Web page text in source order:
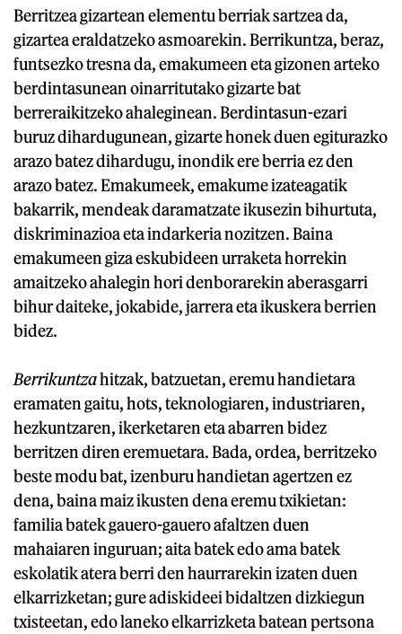
Berritzea gizartean elementu berriak sartzea da,
gizartea eraldatzeko asmoarekin. Berrikuntza, beraz,
funtsezko tresna da, emakumeen eta gizonen arteko
berdintasunean oinarritutako gizarte bat
berreraikitzeko ahaleginean. Berdintasun-ezari
buruz dihardugunean, gizarte honek duen egiturazko
arazo batez dihardugu, inondik ere berria ez den
arazo batez. Emakumeek, emakume izateagatik
bakarrik, mendeak daramatzate ikusezin bihurtuta,
diskriminazioa eta indarkeria nozitzen. Baina
emakumeen giza eskubideen urraketa horrekin
amaitzeko ahalegin hori denborarekin aberasgarri
bihur daiteke, jokabide, jarrera eta ikuskera berrien
bidez.
Berrikuntzahitzak, batzuetan, eremu handietara
eramaten gaitu, hots, teknologiaren, industriaren,
hezkuntzaren, ikerketaren eta abarren bidez
berritzen diren eremuetara. Bada, ordea, berritzeko
beste modu bat, izenburu handietan agertzen ez
dena, baina maiz ikusten dena eremu txikietan:
familia batek gauero-gauero afaltzen duen
mahaiaren inguruan; aita batek edo ama batek
eskolatik atera berri den haurrarekin izaten duen
elkarrizketan; gure adiskideei bidaltzen dizkiegun
txisteetan, edo laneko elkarrizketa batean pertsona